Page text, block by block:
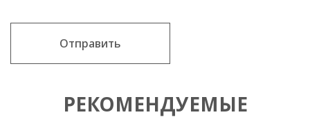
Отправить
РЕКОМЕНДУЕМЫЕ